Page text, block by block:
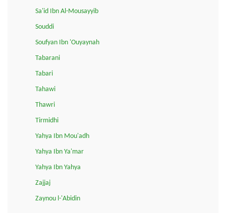
Sa'id Ibn Al-Mousayyib
Souddi
Soufyan Ibn 'Ouyaynah
Tabarani
Tabari
Tahawi
Thawri
Tirmidhi
Yahya Ibn Mou'adh
Yahya Ibn Ya'mar
Yahya Ibn Yahya
Zajjaj
Zaynou l-'Abidin